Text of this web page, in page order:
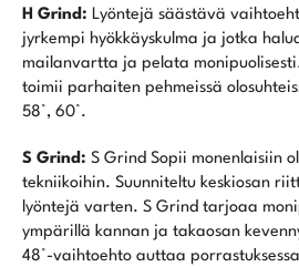
H Grind: Lyöntejä säästävä
jyrkempi hyökkäyskulma ja jotka
mailanvartta ja pelata
toimii parhaiten pehmeissä
58°, 60°.
S Grind: S Grind Sopii monenlaisiin
tekniikoihin. Suunniteltu keskiosan
lyöntejä varten. S Grind tarjoaa
ympärillä kannan ja takaosan
48°-vaihtoehto auttaa